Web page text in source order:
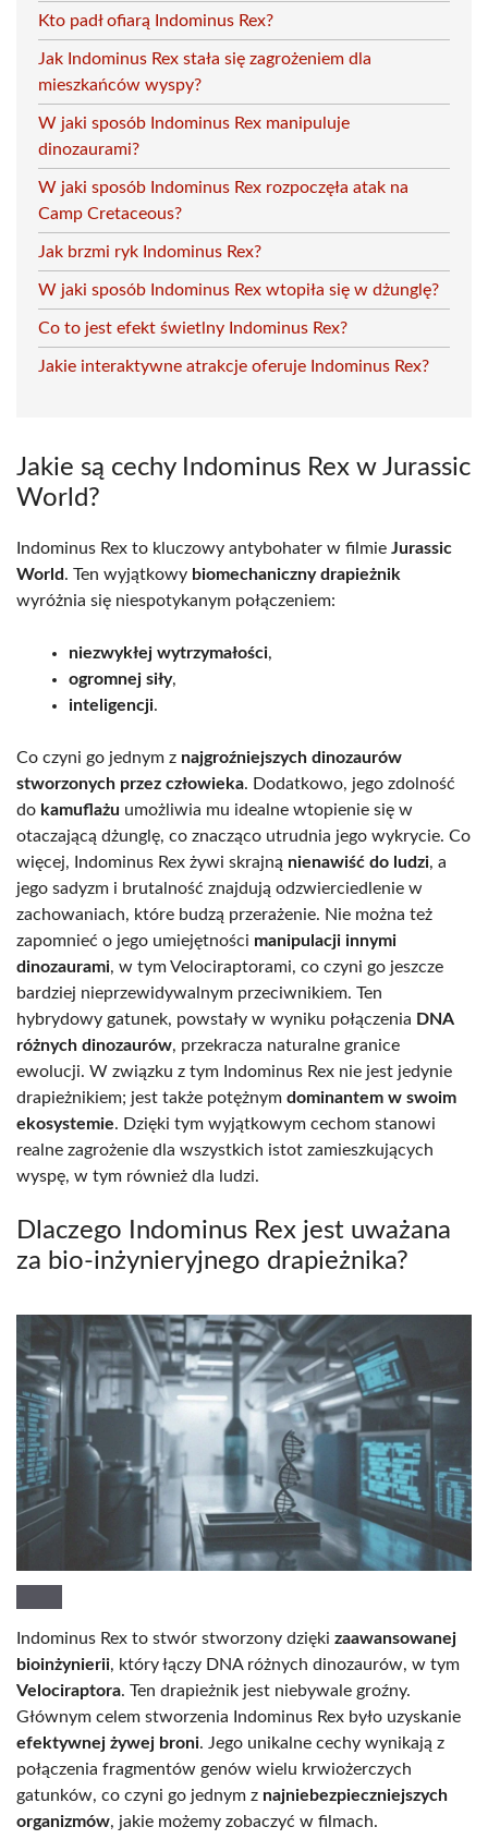
Kto padł ofiarą Indominus Rex?
Jak Indominus Rex stała się zagrożeniem dla
mieszkańców wyspy?
W jaki sposób Indominus Rex manipuluje
dinozaurami?
W jaki sposób Indominus Rex rozpoczęła atak na
Camp Cretaceous?
Jak brzmi ryk Indominus Rex?
W jaki sposób Indominus Rex wtopiła się w dżunglę?
Co to jest efekt świetlny Indominus Rex?
Jakie interaktywne atrakcje oferuje Indominus Rex?
Jakie są cechy Indominus Rex w Jurassic
World?
Indominus Rex to kluczowy antybohater w filmie Jurassic
World. Ten wyjątkowy biomechaniczny drapieżnik
wyróżnia się niespotykanym połączeniem:
niezwykłej wytrzymałości,
ogromnej siły,
inteligencji.
Co czyni go jednym z najgroźniejszych dinozaurów
stworzonych przez człowieka. Dodatkowo, jego zdolność
do kamuflażu umożliwia mu idealne wtopienie się w
otaczającą dżunglę, co znacząco utrudnia jego wykrycie. Co
więcej, Indominus Rex żywi skrajną nienawiść do ludzi, a
jego sadyzm i brutalność znajdują odzwierciedlenie w
zachowaniach, które budzą przerażenie. Nie można też
zapomnieć o jego umiejętności manipulacji innymi
dinozaurami, w tym Velociraptorami, co czyni go jeszcze
bardziej nieprzewidywalnym przeciwnikiem. Ten
hybrydowy gatunek, powstały w wyniku połączenia DNA
różnych dinozaurów, przekracza naturalne granice
ewolucji. W związku z tym Indominus Rex nie jest jedynie
drapieżnikiem; jest także potężnym dominantem w swoim
ekosystemie. Dzięki tym wyjątkowym cechom stanowi
realne zagrożenie dla wszystkich istot zamieszkujących
wyspę, w tym również dla ludzi.
Dlaczego Indominus Rex jest uważana
za bio-inżynieryjnego drapieżnika?
Indominus Rex to stwór stworzony dzięki zaawansowanej
bioinżynierii, który łączy DNA różnych dinozaurów, w tym
Velociraptora. Ten drapieżnik jest niebywale groźny.
Głównym celem stworzenia Indominus Rex było uzyskanie
efektywnej żywej broni. Jego unikalne cechy wynikają z
połączenia fragmentów genów wielu krwiożerczych
gatunków, co czyni go jednym z najniebezpieczniejszych
organizmów, jakie możemy zobaczyć w filmach.